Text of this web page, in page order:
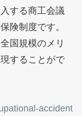
する商工会議
険制度です。
国規模のメリ
することがで
accident